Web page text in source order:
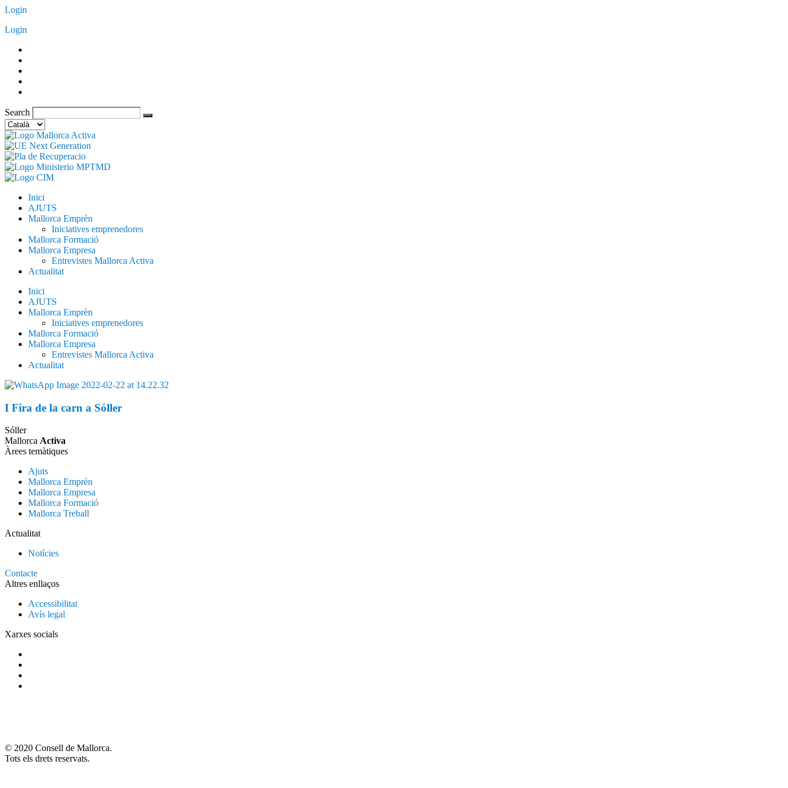
Vés
contingut
Login
Login
Search
Trieu
un
idioma
Inici
AJUTS
Mallorca Emprèn
Iniciatives emprenedores
Mallorca Formació
Mallorca Empresa
Entrevistes Mallorca Activa
Actualitat
Inici
AJUTS
Mallorca Emprèn
Iniciatives emprenedores
Mallorca Formació
Mallorca Empresa
Entrevistes Mallorca Activa
Actualitat
I Fira de la carn a Sóller
Sóller
Mallorca Activa
Àrees temàtiques
Ajuts
Mallorca Emprèn
Mallorca Empresa
Mallorca Formació
Mallorca Treball
Actualitat
Notícies
Contacte
Altres enllaços
Accessibilitat
Avís legal
Xarxes socials
© 2020 Consell de Mallorca.
Tots els drets reservats.